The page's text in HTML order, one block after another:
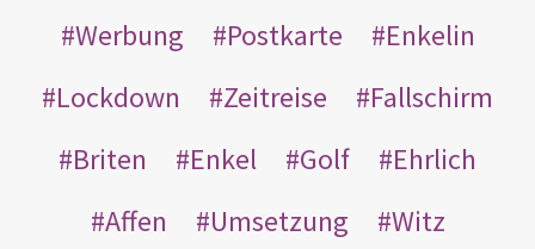
Werbung
Postkarte
Enkelin
Lockdown
Zeitreise
Fallschirm
Briten
Enkel Golf
Ehrlich
Affen
Umsetzung
Witz